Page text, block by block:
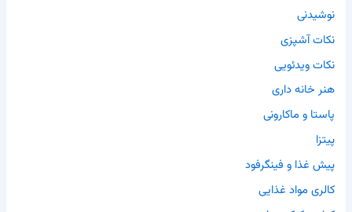
نوشیدنی
نکات آشپزی
نکات ویدئویی
هنر خانه داری
پاستا و ماکارونی
پیتزا
پیش غذا و فینگرفود
کالری مواد غذایی